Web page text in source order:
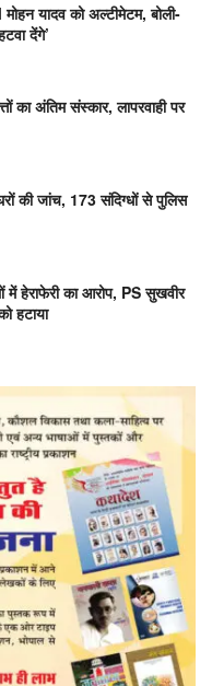
यादव को अल्टीमेटम, बोली-
देंगे’
का अंतिम संस्कार, लापरवाही पर
की जांच, 173 संदिग्धों से पुलिस
हेराफेरी का आरोप, PS सुखवीर
हटाया